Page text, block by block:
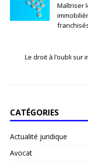
Maîtriser
Le droit à l’oubli sur
CATÉGORIES
Actualité juridique
Avocat